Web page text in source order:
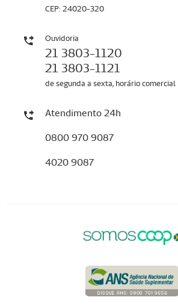
CEP: 24020-320
Ouvidoria
21 3803-1120
21 3803-1121
de segunda a sexta, horário comercial
Atendimento 24h
0800 970 9087
4020 9087